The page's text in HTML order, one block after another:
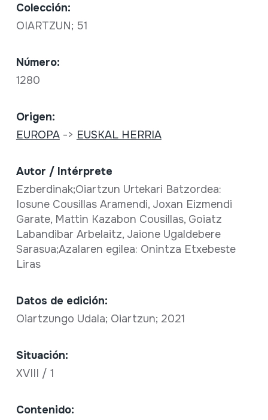
Colección:
OIARTZUN; 51
Número:
1280
Origen:
EUROPA-> EUSKAL HERRIA
Autor / Intérprete
Ezberdinak;Oiartzun Urtekari Batzordea:
Iosune Cousillas Aramendi, Joxan Eizmendi
Garate, Mattin Kazabon Cousillas, Goiatz
Labandibar Arbelaitz, Jaione Ugaldebere
Sarasua;Azalaren egilea: Onintza Etxebeste
Liras
Datos de edición:
Oiartzungo Udala; Oiartzun; 2021
Situación:
XVIII / 1
Contenido: